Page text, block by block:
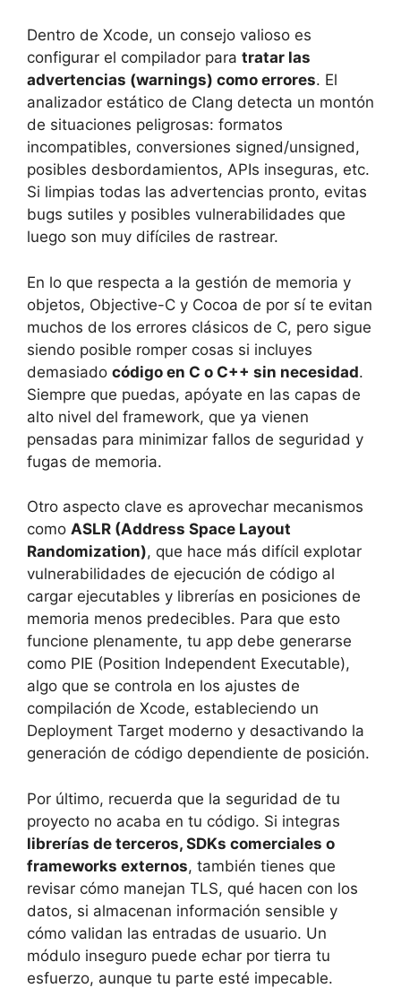
Dentro de Xcode, un consejo valioso es
configurar el compilador para tratar las
advertencias (warnings) como errores. El
analizador estático de Clang detecta un montón
de situaciones peligrosas: formatos
incompatibles, conversiones signed/unsigned,
posibles desbordamientos, APIs inseguras, etc.
Si limpias todas las advertencias pronto, evitas
bugs sutiles y posibles vulnerabilidades que
luego son muy difíciles de rastrear.
En lo que respecta a la gestión de memoria y
objetos, Objective-C y Cocoa de por sí te evitan
muchos de los errores clásicos de C, pero sigue
siendo posible romper cosas si incluyes
demasiado código en C o C++ sin necesidad.
Siempre que puedas, apóyate en las capas de
alto nivel del framework, que ya vienen
pensadas para minimizar fallos de seguridad y
fugas de memoria.
Otro aspecto clave es aprovechar mecanismos
como ASLR (Address Space Layout
Randomization), que hace más difícil explotar
vulnerabilidades de ejecución de código al
cargar ejecutables y librerías en posiciones de
memoria menos predecibles. Para que esto
funcione plenamente, tu app debe generarse
como PIE (Position Independent Executable),
algo que se controla en los ajustes de
compilación de Xcode, estableciendo un
Deployment Target moderno y desactivando la
generación de código dependiente de posición.
Por último, recuerda que la seguridad de tu
proyecto no acaba en tu código. Si integras
librerías de terceros, SDKs comerciales o
frameworks externos, también tienes que
revisar cómo manejan TLS, qué hacen con los
datos, si almacenan información sensible y
cómo validan las entradas de usuario. Un
módulo inseguro puede echar por tierra tu
esfuerzo, aunque tu parte esté impecable.